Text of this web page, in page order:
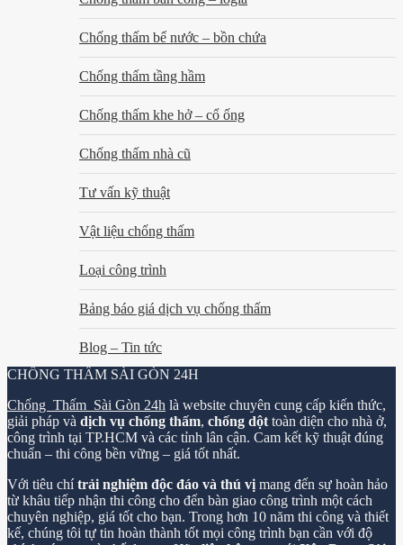
Chống thấm bể nước – bồn chứa
Chống thấm tầng hầm
Chống thấm khe hở – cổ ống
Chống thấm nhà cũ
Tư vấn kỹ thuật
Vật liệu chống thấm
Loại công trình
Bảng báo giá dịch vụ chống thấm
Blog – Tin tức
CHỐNG THẤM SÀI GÒN 24H
Chống Thấm Sài Gòn 24h là website chuyên cung cấp kiến thức,
giải pháp và dịch vụ chống thấm, chống dột toàn diện cho nhà ở,
công trình tại TP.HCM và các tỉnh lân cận. Cam kết kỹ thuật đúng
chuẩn – thi công bền vững – giá tốt nhất.
Với tiêu chítrải nghiệm độc đáo và thú vị mang đến sự hoàn hảo
từ khâu tiếp nhận thi công cho đến bàn giao công trình một cách
chuyên nghiệp, giá tốt cho bạn. Trong hơn 10 năm thi công và thiết
kế, chúng tôi tự tin hoàn thành tốt mọi công trình bạn cần với độ